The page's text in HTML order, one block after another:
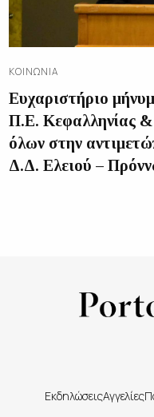
ΚΟΙΝΩΝΊΑ
Ευχαριστήριο
Π.Ε. Κεφαλληνίας &
όλων στην
Δ.Δ. Ελειού –
ΕκδηλώσειςΑγγελίες